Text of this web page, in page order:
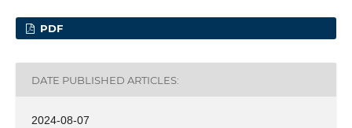
PDF
DATE PUBLISHED ARTICLES:
2024-08-07